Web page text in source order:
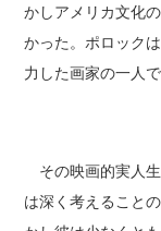
かしアメリカ文化
かった。ポロック
力した画家の一人で
その映画的実人
は深く考えること